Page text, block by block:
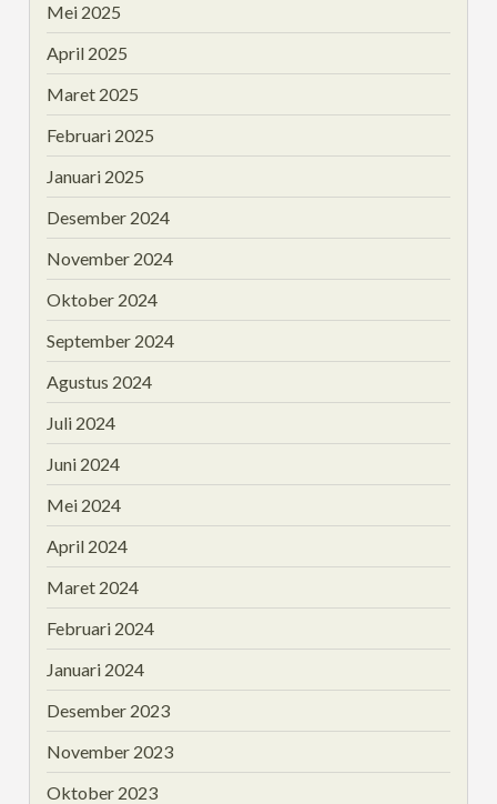
Mei 2025
April 2025
Maret 2025
Februari 2025
Januari 2025
Desember 2024
November 2024
Oktober 2024
September 2024
Agustus 2024
Juli 2024
Juni 2024
Mei 2024
April 2024
Maret 2024
Februari 2024
Januari 2024
Desember 2023
November 2023
Oktober 2023